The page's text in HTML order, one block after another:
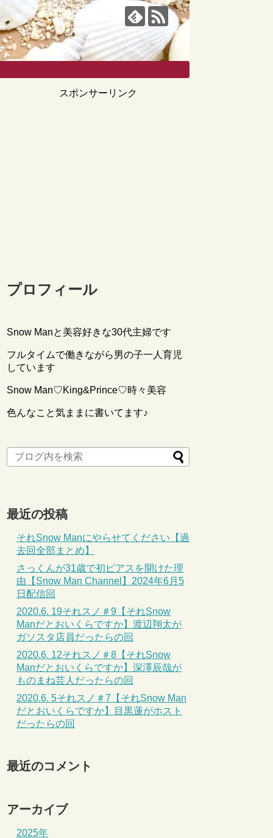
スポンサーリンク
プロフィール
Snow Manと美容好きな30代主婦です
フルタイムで働きながら男の子一人育児
しています
Snow Man♡King&Prince♡時々美容
色んなこと気ままに書いてます♪
最近の投稿
それSnow Manにやらせてください【過
去回全部まとめ】
さっくんが31歳で初ピアスを開けた理
由【Snow Man Channel】2024年6月5
日配信回
2020.6. 19それスノ＃9【それSnow
Manだとおいくらですか】渡辺翔太が
ガソスタ店員だったらの回
2020.6. 12それスノ＃8【それSnow
Manだとおいくらですか】深澤辰哉が
ものまね芸人だったらの回
2020.6. 5それスノ＃7【それSnow Man
だとおいくらですか】目黒蓮がホスト
だったらの回
最近のコメント
アーカイブ
2025年